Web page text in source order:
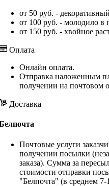
от 50 руб. -
от 100 руб. - молодило в
от 150 руб. - хвойное
Оплата
Онлайн оплата.
Отправка наложенным
получении на почтовом
Доставка
Почтовые услуги
получении посылки
заказа). Сумма за
стоимости отправки
"Белпочта" (в среднем 7-